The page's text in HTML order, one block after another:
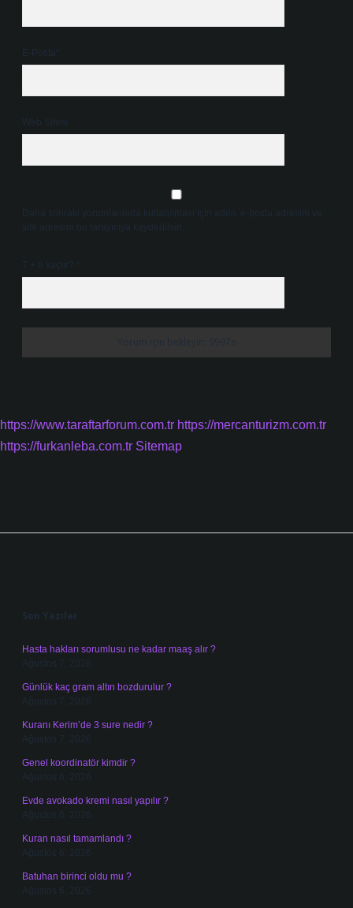
E-Posta*
Web Sitesi
Daha sonraki yorumlarımda kullanılması için adım, e-posta adresim ve
site adresim bu tarayıcıya kaydedilsin.
7 + 8 kaçtır?
https://www.taraftarforum.com.tr https://mercanturizm.com.tr
https://furkanleba.com.tr Sitemap
Son Yazılar
Hasta hakları sorumlusu ne kadar maaş alır ?
Ağustos 7, 2026
Günlük kaç gram altın bozdurulur ?
Ağustos 7, 2026
Kuranı Kerim’de 3 sure nedir ?
Ağustos 7, 2026
Genel koordinatör kimdir ?
Ağustos 6, 2026
Evde avokado kremi nasıl yapılır ?
Ağustos 6, 2026
Kuran nasıl tamamlandı ?
Ağustos 6, 2026
Batuhan birinci oldu mu ?
Ağustos 6, 2026